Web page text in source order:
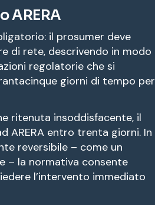
ARERA
il prosumer deve
di rete, descrivendo in modo
regolatorie che si
giorni di tempo per
ritenuta insoddisfacente, il
ARERA entro trenta giorni. In
reversibile – come un
– la normativa consente
l’intervento immediato